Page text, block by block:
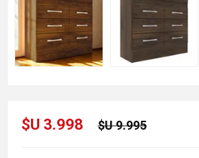
$U 3.998 $U 9.995